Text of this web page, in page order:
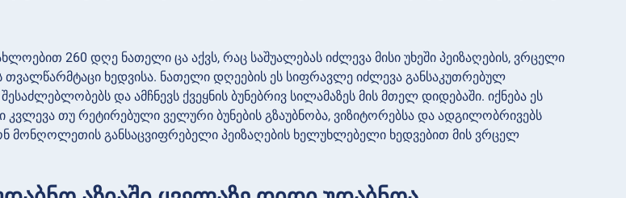
260 დღე ნათელი ცა აქვს, რაც საშუალებას იძლევა მისი უხეში პეიზაღების, ვრცელი
თვალწარმტაცი ხედვისა. ნათელი დღეების ეს სიფრავლე იძლევა განსაკუთრებულ
და ამჩნევს ქვეყნის ბუნებრივ სილამაზეს მის მთელ დიდებაში. იქნება ეს
თუ რეტირებული ველური ბუნების გზაუბნობა, ვიზიტორებსა და ადგილობრივებს
მონღოლეთის განსაცვიფრებელი პეიზაღების ხელუხლებელი ხედვებით მის ვრცელ